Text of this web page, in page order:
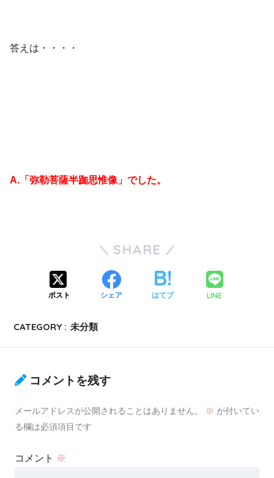
答えは・・・・
A.「弥勒菩薩半跏思惟像」でした。
SHARE
ポスト シェア はてブ LINE
CATEGORY : 未分類
コメントを残す
メールアドレスが公開されることはありません。 ※ が付いてい
る欄は必須項目です
コメント ※